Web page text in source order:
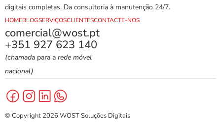
digitais completas. Da consultoria à manutenção 24/7.
HOMEBLOGSERVIÇOSCLIENTESCONTACTE-NOS
comercial@wost.pt
+351 927 623 140
(chamada para a rede móvel
nacional)
© Copyright 2026 WOST Soluções Digitais